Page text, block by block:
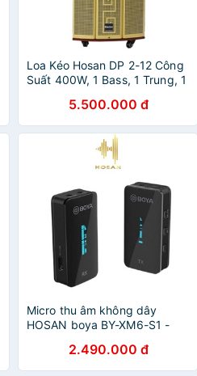
Loa Kéo Hosan DP 2-12 Công
Suất 400W, 1 Bass, 1 Trung, 1
5.500.000 đ
Micro thu âm không dây
HOSAN boya BY-XM6-S1 -
siêu nhỏ gọn - Bảo hành 12
tháng
2.490.000 đ